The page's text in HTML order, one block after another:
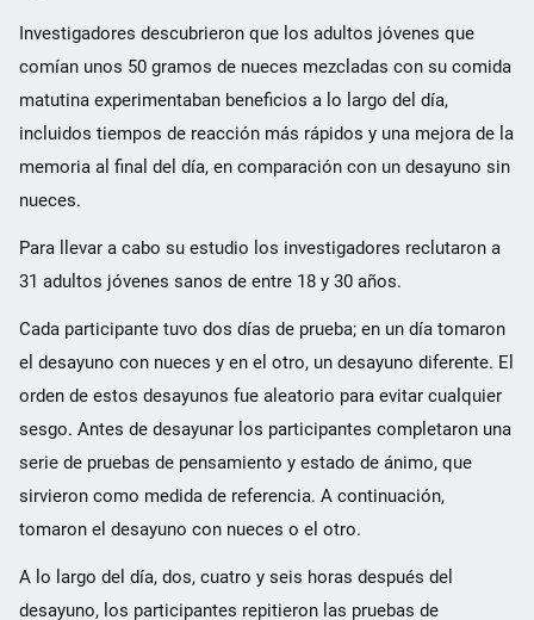
Investigadores descubrieron que los adultos jóvenes que
comían unos 50 gramos de nueces mezcladas con su comida
matutina experimentaban beneficios a lo largo del día,
incluidos tiempos de reacción más rápidos y una mejora de la
memoria al final del día, en comparación con un desayuno sin
nueces.
Para llevar a cabo su estudio los investigadores reclutaron a
31 adultos jóvenes sanos de entre 18 y 30 años.
Cada participante tuvo dos días de prueba; en un día tomaron
el desayuno con nueces y en el otro, un desayuno diferente. El
orden de estos desayunos fue aleatorio para evitar cualquier
sesgo. Antes de desayunar los participantes completaron una
serie de pruebas de pensamiento y estado de ánimo, que
sirvieron como medida de referencia. A continuación,
tomaron el desayuno con nueces o el otro.
A lo largo del día, dos, cuatro y seis horas después del
desayuno, los participantes repitieron las pruebas de